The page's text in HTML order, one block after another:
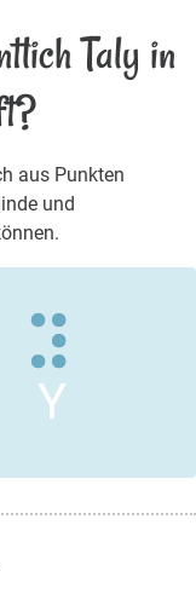
Taly in
aus Punkten
und
Y